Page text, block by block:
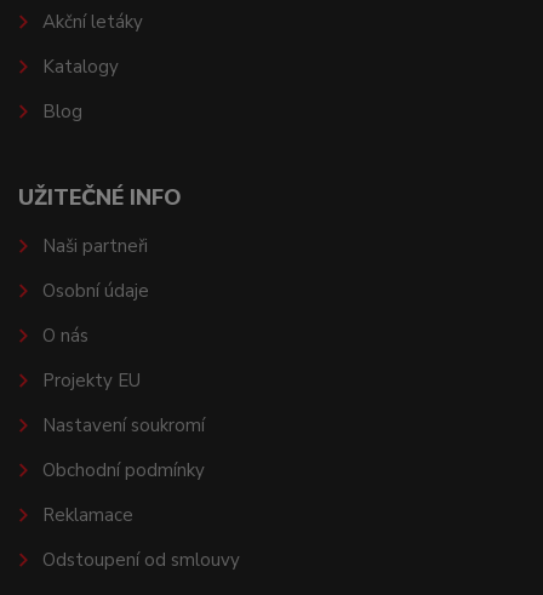
Akční letáky
Katalogy
Blog
UŽITEČNÉ INFO
Naši partneři
Osobní údaje
O nás
Projekty EU
Nastavení soukromí
Obchodní podmínky
Reklamace
Odstoupení od smlouvy